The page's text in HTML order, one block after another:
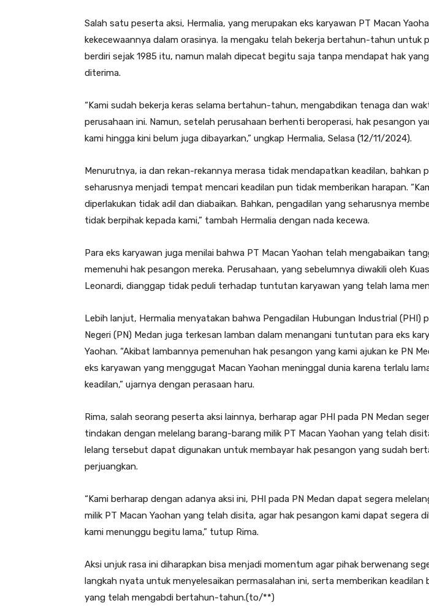
Salah satu peserta aksi, Hermalia, yang merupakan eks karyawan PT Macan
kekecewaannya dalam orasinya. Ia mengaku telah bekerja bertahun-tahun untuk
berdiri sejak 1985 itu, namun malah dipecat begitu saja tanpa mendapat hak
diterima.
“Kami sudah bekerja keras selama bertahun-tahun, mengabdikan tenaga dan
perusahaan ini. Namun, setelah perusahaan berhenti beroperasi, hak pesangon
kami hingga kini belum juga dibayarkan,” ungkap Hermalia, Selasa (12/11/2024).
Menurutnya, ia dan rekan-rekannya merasa tidak mendapatkan keadilan, bahkan
seharusnya menjadi tempat mencari keadilan pun tidak memberikan harapan.
diperlakukan tidak adil dan diabaikan. Bahkan, pengadilan yang seharusnya
tidak berpihak kepada kami,” tambah Hermalia dengan nada kecewa.
Para eks karyawan juga menilai bahwa PT Macan Yaohan telah mengabaikan
memenuhi hak pesangon mereka. Perusahaan, yang sebelumnya diwakili oleh
Leonardi, dianggap tidak peduli terhadap tuntutan karyawan yang telah lama
Lebih lanjut, Hermalia menyatakan bahwa Pengadilan Hubungan Industrial (PHI)
Negeri (PN) Medan juga terkesan lamban dalam menangani tuntutan para eks
Yaohan. “Akibat lambannya pemenuhan hak pesangon yang kami ajukan ke PN
eks karyawan yang menggugat Macan Yaohan meninggal dunia karena terlalu
keadilan,” ujarnya dengan perasaan haru.
Rima, salah seorang peserta aksi lainnya, berharap agar PHI pada PN Medan
tindakan dengan melelang barang-barang milik PT Macan Yaohan yang telah
lelang tersebut dapat digunakan untuk membayar hak pesangon yang sudah
perjuangkan.
“Kami berharap dengan adanya aksi ini, PHI pada PN Medan dapat segera
milik PT Macan Yaohan yang telah disita, agar hak pesangon kami dapat segera
kami menunggu begitu lama,” tutup Rima.
Aksi unjuk rasa ini diharapkan bisa menjadi momentum agar pihak berwenang
langkah nyata untuk menyelesaikan permasalahan ini, serta memberikan keadilan
yang telah mengabdi bertahun-tahun.(to/**)